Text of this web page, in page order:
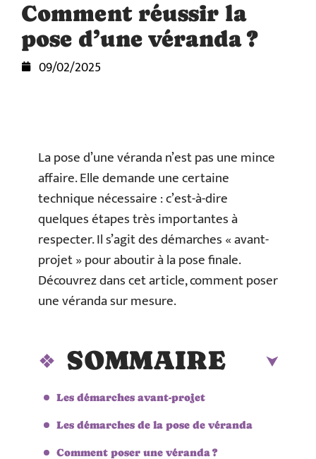
Comment réussir la
pose d’une véranda ?
09/02/2025
La pose d’une véranda n’est pas une mince
affaire. Elle demande une certaine
technique nécessaire : c’est-à-dire
quelques étapes très importantes à
respecter. Il s’agit des démarches « avant-
projet » pour aboutir à la pose finale.
Découvrez dans cet article, comment poser
une véranda sur mesure.
SOMMAIRE
Les démarches avant-projet
Les démarches de la pose de véranda
Comment poser une véranda ?